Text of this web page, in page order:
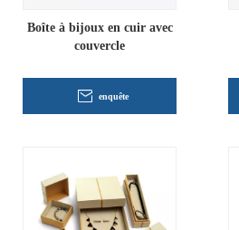
Boîte à bijoux en cuir avec
couvercle
enquête